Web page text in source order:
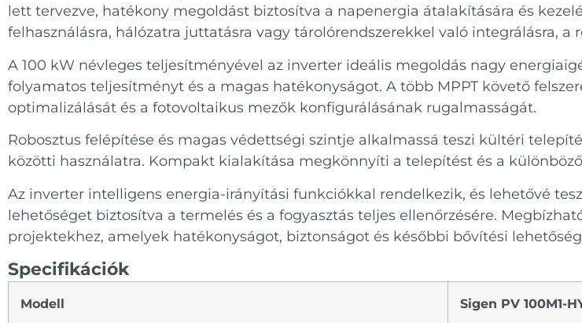
lett tervezve, hatékony megoldást biztosítva a napenergia átalakítására és
felhasználásra, hálózatra juttatásra vagy tárolórendszerekkel való integrálásra,
A 100 kW névleges teljesítményével az inverter ideális megoldás nagy
folyamatos teljesítményt és a magas hatékonyságot. A több MPPT követő
optimalizálását és a fotovoltaikus mezők konfigurálásának rugalmasságát.
Robosztus felépítése és magas védettségi szintje alkalmassá teszi kültéri
közötti használatra. Kompakt kialakítása megkönnyíti a telepítést és a
Az inverter intelligens energia-irányítási funkciókkal rendelkezik, és lehetővé
lehetőséget biztosítva a termelés és a fogyasztás teljes ellenőrzésére.
projektekhez, amelyek hatékonyságot, biztonságot és későbbi bővítési
Specifikációk
Modell Sigen PV 100M1-